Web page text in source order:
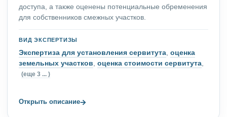
доступа, а также оценены потенциальные обременения
для собственников смежных участков.
ВИД ЭКСПЕРТИЗЫ
Экспертиза для установления сервитута, оценка
земельных участков, оценка стоимости сервитута,
(еще 3 ... )
Открыть описание→